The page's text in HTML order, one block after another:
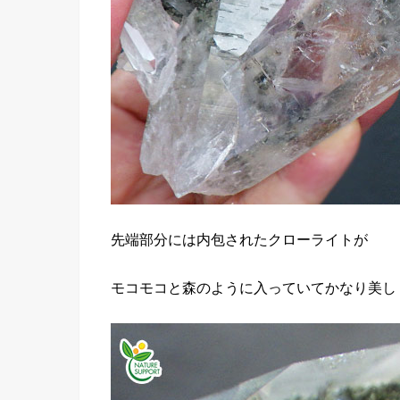
先端部分には内包されたクローライトが
モコモコと森のように入っていてかなり美し